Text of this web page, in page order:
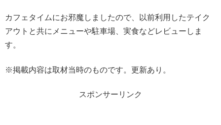
カフェタイムにお邪魔しましたので、以前利用したテイク
アウトと共にメニューや駐車場、実食などレビューしま
す。
※掲載内容は取材当時のものです。更新あり。
スポンサーリンク